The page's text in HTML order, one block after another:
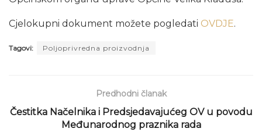
Cjelokupni dokument možete pogledati OVDJE.
Tagovi: Poljoprivredna proizvodnja
Predhodni članak
Čestitka Načelnika i Predsjedavajućeg OV u povodu
Međunarodnog praznika rada